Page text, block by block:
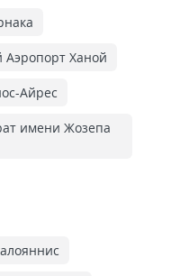
Аэропорт Ханой
Айрес
имени Жозепа